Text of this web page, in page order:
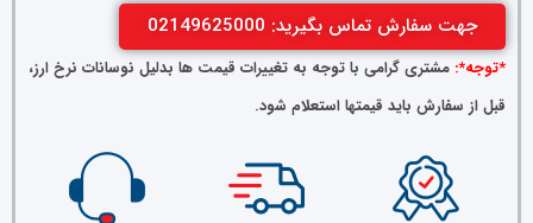
جهت سفارش تماس بگیرید: 02149625000
*توجه*: مشتری گرامی با توجه به تغییرات قیمت ها بدلیل نوسانات نرخ ارز،
قبل از سفارش باید قیمتها استعلام شود.